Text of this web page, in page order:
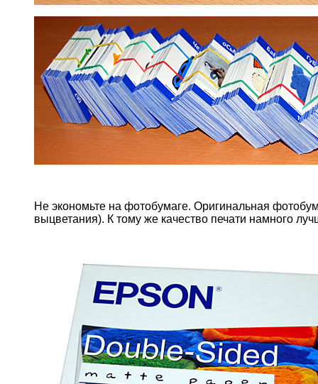
Не экономьте на фотобумаге. Оригинальная
выцветания). К тому же качество печати намного